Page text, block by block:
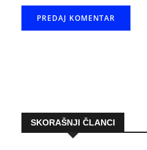
SKORAŠNJI ČLANCI